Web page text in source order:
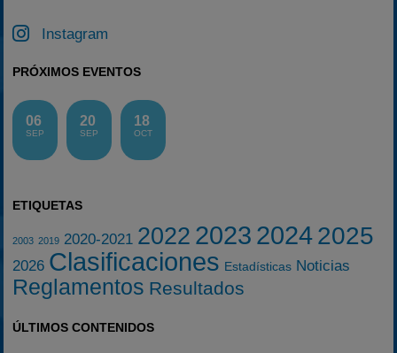
Instagram
PRÓXIMOS EVENTOS
06
SEP
20
SEP
18
OCT
ETIQUETAS
2003 2019 2020-2021 2022 2023 20242025
2026 Clasificaciones Estadísticas Noticias
Reglamentos Resultados
ÚLTIMOS CONTENIDOS